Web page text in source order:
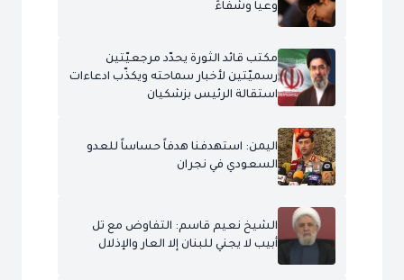
وعياً وشفاءً
مكتب قائد الثورة يحدّد مرجعيّتين
رسميّتين لأخبار سماحته ويكذّب ادعاءات
استقالة الرئيس بزشكيان
اليمن: استهدفنا هدفاً حساساً للعدو
السعودي في نجران
الشيخ نعيم قاسم: التفاوض مع تل
أبيب لا يجني للبنان إلا العار والإذلال